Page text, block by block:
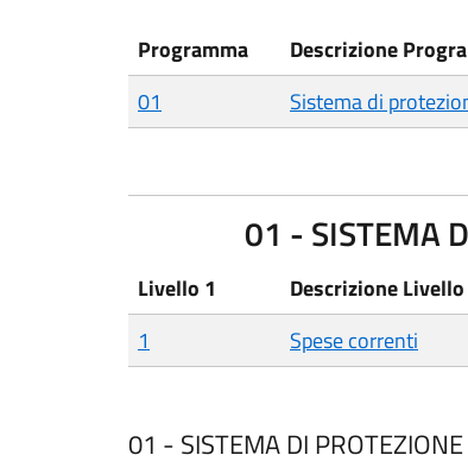
Programma Descrizione
01
Sistema di
01 - SISTEMA
Livello 1 Descrizione Livello
1
Spese correnti
01 - SISTEMA DI